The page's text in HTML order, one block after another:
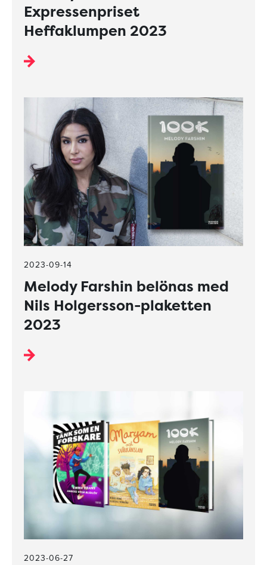
Expressenpriset
Heffaklumpen 2023
2023-09-14
Melody Farshin belönas med
Nils Holgersson-plaketten
2023
2023-06-27